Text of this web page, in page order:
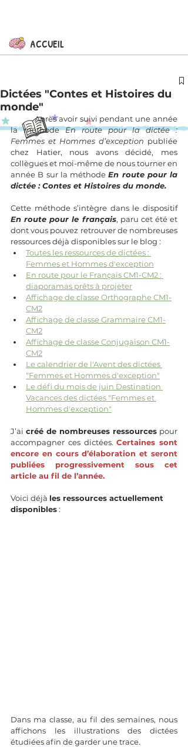
ACCUEIL
Dictées "Contes et Histoires du
monde"
	Après avoir suivi pendant une année
la méthode En route pour la dictée :
Femmes et Hommes d’exception publiée
chez Hatier, nous avons décidé, mes
collègues et moi-même de nous tourner en
année B sur la méthode En route pour la
dictée : Contes et Histoires du monde.
Cette méthode s’intègre dans le dispositif
En route pour le français, paru cet été et
dont vous pouvez retrouver de nombreuses
ressources déjà disponibles sur le blog :
Toutes les ressources de dictées :
Femmes et Hommes d'exception
En route pour le Français CM1-CM2 :
diaporamas prêts à projeter
Affichage de classe Orthographe CM1-
CM2
Affichage de classe Grammaire CM1-
CM2
Affichage de classe Conjugaison CM1-
CM2
Le calendrier de l'Avent des dictées
"Femmes et Hommes d'exception"
Le défi du mois de juin Destination
Vacances des dictées "Femmes et
Hommes d'exception"
J’ai créé de nombreuses ressources pour
accompagner ces dictées. Certaines sont
encore en cours d’élaboration et seront
publiées progressivement sous cet
article au fil de l’année.
Voici déjà les ressources actuellement
disponibles :
Dans ma classe, au fil des semaines, nous
affichons les illustrations des dictées
étudiées afin de garder une trace.